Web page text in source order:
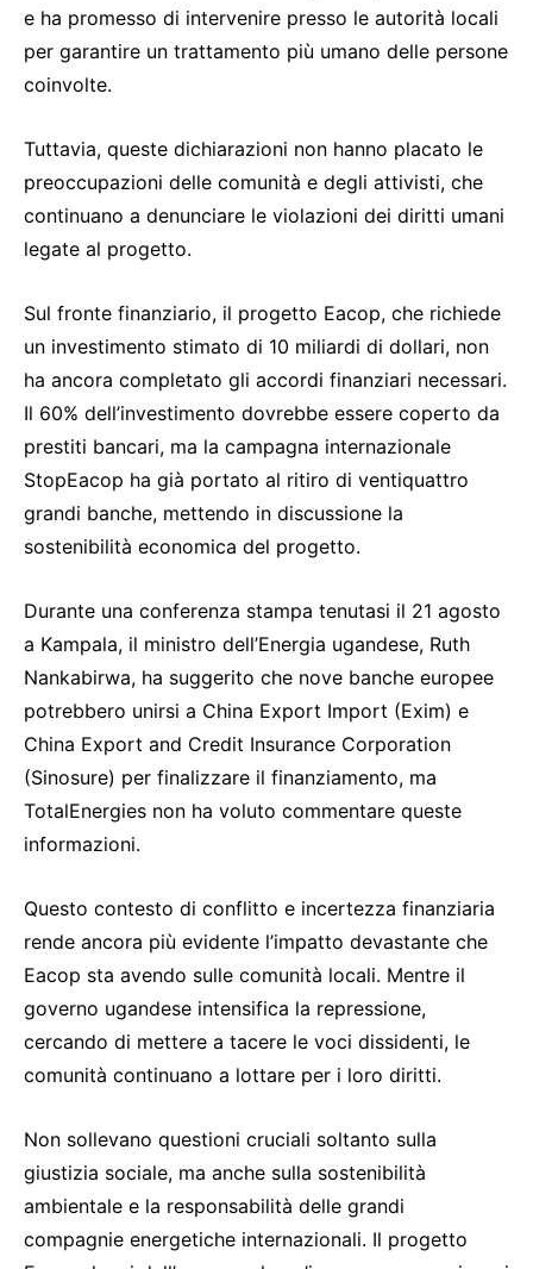
e ha promesso di intervenire presso le autorità locali
per garantire un trattamento più umano delle persone
coinvolte.
Tuttavia, queste dichiarazioni non hanno placato le
preoccupazioni delle comunità e degli attivisti, che
continuano a denunciare le violazioni dei diritti umani
legate al progetto.
Sul fronte finanziario, il progetto Eacop, che richiede
un investimento stimato di 10 miliardi di dollari, non
ha ancora completato gli accordi finanziari necessari.
Il 60% dell’investimento dovrebbe essere coperto da
prestiti bancari, ma la campagna internazionale
StopEacop ha già portato al ritiro di ventiquattro
grandi banche, mettendo in discussione la
sostenibilità economica del progetto.
Durante una conferenza stampa tenutasi il 21 agosto
a Kampala, il ministro dell’Energia ugandese, Ruth
Nankabirwa, ha suggerito che nove banche europee
potrebbero unirsi a China Export Import (Exim) e
China Export and Credit Insurance Corporation
(Sinosure) per finalizzare il finanziamento, ma
TotalEnergies non ha voluto commentare queste
informazioni.
Questo contesto di conflitto e incertezza finanziaria
rende ancora più evidente l’impatto devastante che
Eacop sta avendo sulle comunità locali. Mentre il
governo ugandese intensifica la repressione,
cercando di mettere a tacere le voci dissidenti, le
comunità continuano a lottare per i loro diritti.
Non sollevano questioni cruciali soltanto sulla
giustizia sociale, ma anche sulla sostenibilità
ambientale e la responsabilità delle grandi
compagnie energetiche internazionali. Il progetto